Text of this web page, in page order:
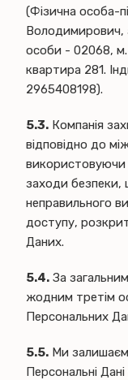
(Фізична особа-
Володимирович,
особи - 02068, м.
квартира 281.
2965408198).
5.3. Компанія
відповідно до
використовуючи
заходи
неправильного
доступу,
Даних.
5.4. За
жодним третім
Персональних
5.5. Ми
Персональні